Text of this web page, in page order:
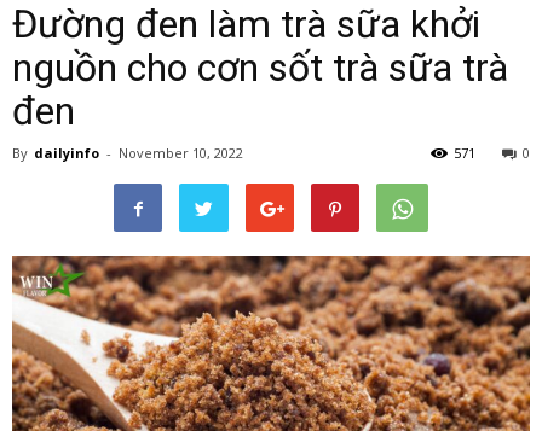
Đường đen làm trà sữa khởi
nguồn cho cơn sốt trà sữa trà
đen
By dailyinfo - November 10, 2022 0
571